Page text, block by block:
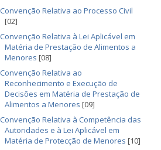
Convenção Relativa ao Processo Civil
[02]
Convenção Relativa à Lei Aplicável em
Matéria de Prestação de Alimentos a
Menores [08]
Convenção Relativa ao
Reconhecimento e Execução de
Decisões em Matéria de Prestação de
Alimentos a Menores [09]
Convenção Relativa à Competência das
Autoridades e à Lei Aplicável em
Matéria de Protecção de Menores [10]